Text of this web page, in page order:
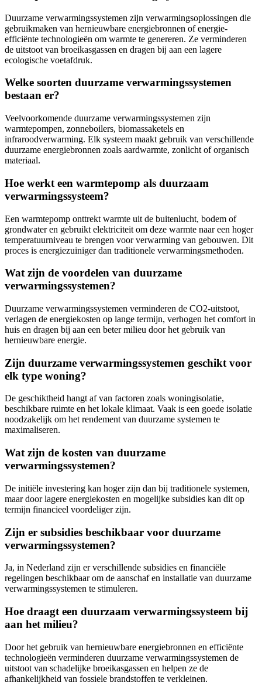
Duurzame verwarmingssystemen zijn verwarmingsoplossingen die
gebruikmaken van hernieuwbare energiebronnen of energie-
efficiënte technologieën om warmte te genereren. Ze verminderen
de uitstoot van broeikasgassen en dragen bij aan een lagere
ecologische voetafdruk.
Welke soorten duurzame verwarmingssystemen
bestaan er?
Veelvoorkomende duurzame verwarmingssystemen zijn
warmtepompen, zonneboilers, biomassaketels en
infraroodverwarming. Elk systeem maakt gebruik van verschillende
duurzame energiebronnen zoals aardwarmte, zonlicht of organisch
materiaal.
Hoe werkt een warmtepomp als duurzaam
verwarmingssysteem?
Een warmtepomp onttrekt warmte uit de buitenlucht, bodem of
grondwater en gebruikt elektriciteit om deze warmte naar een hoger
temperatuurniveau te brengen voor verwarming van gebouwen. Dit
proces is energiezuiniger dan traditionele verwarmingsmethoden.
Wat zijn de voordelen van duurzame
verwarmingssystemen?
Duurzame verwarmingssystemen verminderen de CO2-uitstoot,
verlagen de energiekosten op lange termijn, verhogen het comfort in
huis en dragen bij aan een beter milieu door het gebruik van
hernieuwbare energie.
Zijn duurzame verwarmingssystemen geschikt voor
elk type woning?
De geschiktheid hangt af van factoren zoals woningisolatie,
beschikbare ruimte en het lokale klimaat. Vaak is een goede isolatie
noodzakelijk om het rendement van duurzame systemen te
maximaliseren.
Wat zijn de kosten van duurzame
verwarmingssystemen?
De initiële investering kan hoger zijn dan bij traditionele systemen,
maar door lagere energiekosten en mogelijke subsidies kan dit op
termijn financieel voordeliger zijn.
Zijn er subsidies beschikbaar voor duurzame
verwarmingssystemen?
Ja, in Nederland zijn er verschillende subsidies en financiële
regelingen beschikbaar om de aanschaf en installatie van duurzame
verwarmingssystemen te stimuleren.
Hoe draagt een duurzaam verwarmingssysteem bij
aan het milieu?
Door het gebruik van hernieuwbare energiebronnen en efficiënte
technologieën verminderen duurzame verwarmingssystemen de
uitstoot van schadelijke broeikasgassen en helpen ze de
afhankelijkheid van fossiele brandstoffen te verkleinen.